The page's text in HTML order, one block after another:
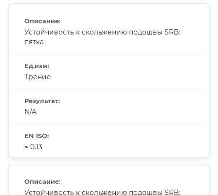
Устойчивость к скольжению подошвы SRB:
пятка
Трение
N/A
≥ 0.13
Устойчивость к скольжению подошвы SRB: